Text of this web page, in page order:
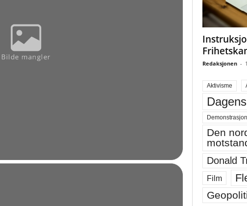
Redaksjonen -
Aktivisme
Demonstrasjon
Den
Donald
Film